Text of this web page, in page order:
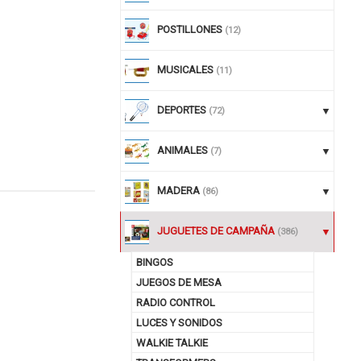
POSTILLONES (12)
MUSICALES (11)
DEPORTES (72)
ANIMALES (7)
MADERA (86)
JUGUETES DE CAMPAÑA (386)
BINGOS
JUEGOS DE MESA
RADIO CONTROL
LUCES Y SONIDOS
WALKIE TALKIE